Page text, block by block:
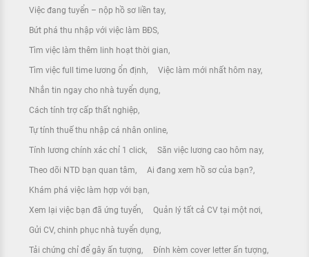
Việc đang tuyển – nộp hồ sơ liền tay
Bứt phá thu nhập với việc làm BĐS
Tìm việc làm thêm linh hoạt thời gian
Tìm việc full time lương ổn định Việc làm mới nhất hôm nay
Nhắn tin ngay cho nhà tuyển dụng
Cách tính trợ cấp thất nghiệp
Tự tính thuế thu nhập cá nhân online
Tính lương chính xác chỉ 1 click Săn việc lương cao hôm nay
Theo dõi NTD bạn quan tâm Ai đang xem hồ sơ của bạn?
Khám phá việc làm hợp với bạn
Xem lại việc bạn đã ứng tuyển Quản lý tất cả CV tại một nơi
Gửi CV, chinh phục nhà tuyển dụng
Tải chứng chỉ để gây ấn tượng Đính kèm cover letter ấn tượng